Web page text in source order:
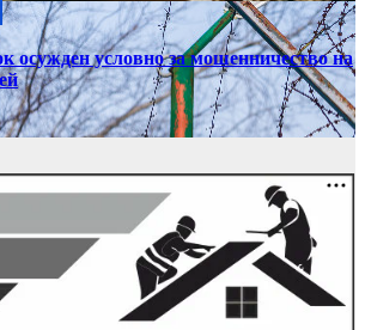
осужден условно за мошенничество на